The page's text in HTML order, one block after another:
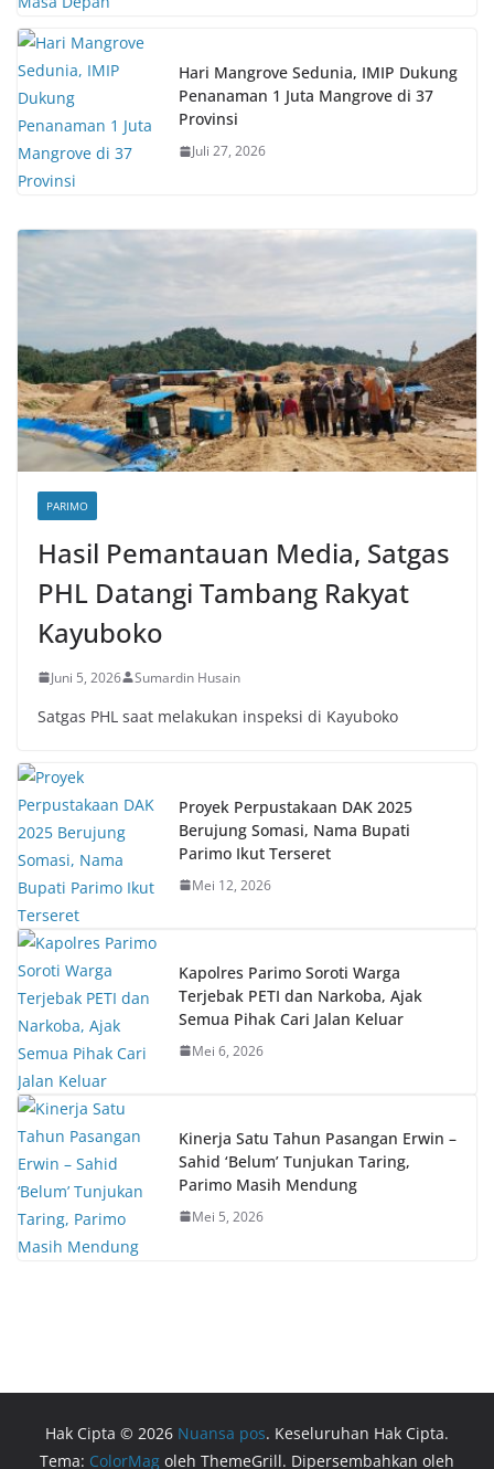
Hari Mangrove Sedunia, IMIP Dukung
Penanaman 1 Juta Mangrove di 37
Provinsi
Juli 27, 2026
PARIMO
Hasil Pemantauan Media, Satgas
PHL Datangi Tambang Rakyat
Kayuboko
Juni 5, 2026 Sumardin Husain
Satgas PHL saat melakukan inspeksi di Kayuboko
Proyek Perpustakaan DAK 2025
Berujung Somasi, Nama Bupati
Parimo Ikut Terseret
Mei 12, 2026
Kapolres Parimo Soroti Warga
Terjebak PETI dan Narkoba, Ajak
Semua Pihak Cari Jalan Keluar
Mei 6, 2026
Kinerja Satu Tahun Pasangan Erwin –
Sahid ‘Belum’ Tunjukan Taring,
Parimo Masih Mendung
Mei 5, 2026
Hak Cipta © 2026 Nuansa pos. Keseluruhan Hak Cipta.
Tema: ColorMag oleh ThemeGrill. Dipersembahkan oleh